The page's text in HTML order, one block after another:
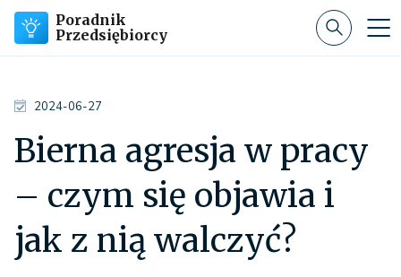
Poradnik
Przedsiębiorcy
2024-06-27
Bierna agresja w pracy
– czym się objawia i
jak z nią walczyć?